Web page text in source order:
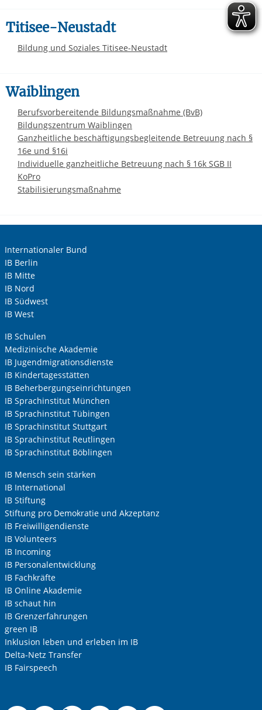
Titisee-Neustadt
Bildung und Soziales Titisee-Neustadt
Waiblingen
Berufsvorbereitende Bildungsmaßnahme (BvB)
Bildungszentrum Waiblingen
Ganzheitliche beschäftigungsbegleitende Betreuung nach §
16e und §16i
Individuelle ganzheitliche Betreuung nach § 16k SGB II
KoPro
Stabilisierungsmaßnahme
Internationaler Bund
IB Berlin
IB Mitte
IB Nord
IB Südwest
IB West
IB Schulen
Medizinische Akademie
IB Jugendmigrationsdienste
IB Kindertagesstätten
IB Beherbergungseinrichtungen
IB Sprachinstitut München
IB Sprachinstitut Tübingen
IB Sprachinstitut Stuttgart
IB Sprachinstitut Reutlingen
IB Sprachinstitut Böblingen
IB Mensch sein stärken
IB International
IB Stiftung
Stiftung pro Demokratie und Akzeptanz
IB Freiwilligendienste
IB Volunteers
IB Incoming
IB Personalentwicklung
IB Fachkräfte
IB Online Akademie
IB schaut hin
IB Grenzerfahrungen
green IB
Inklusion leben und erleben im IB
Delta-Netz Transfer
IB Fairspeech